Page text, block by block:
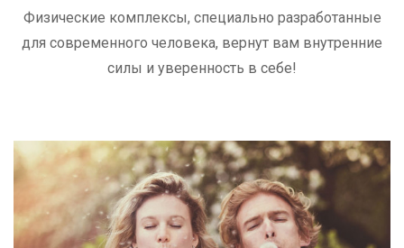
Физические комплексы, специально разработанные
для современного человека, вернут вам внутренние
силы и уверенность в себе!